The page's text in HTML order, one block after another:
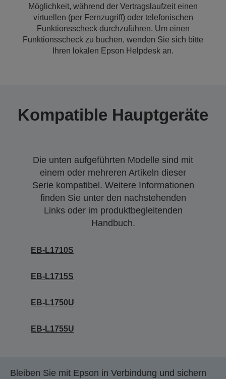
Möglichkeit, während der Vertragslaufzeit einen
virtuellen (per Fernzugriff) oder telefonischen
Funktionsscheck durchzuführen. Um einen
Funktionsscheck zu buchen, wenden Sie sich bitte
Ihren lokalen Epson Helpdesk an.
Kompatible Hauptgeräte
Die unten aufgeführten Modelle sind mit
einem oder mehreren Artikeln dieser
Serie kompatibel. Weitere Informationen
finden Sie unter den nachstehenden
Links oder im produktbegleitenden
Handbuch.
EB-L1710S
EB-L1715S
EB-L1750U
EB-L1755U
Bleiben Sie mit Epson in Verbindung und sichern